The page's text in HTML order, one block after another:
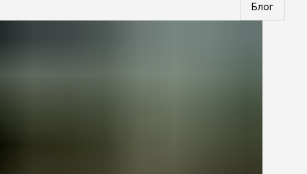
Блог